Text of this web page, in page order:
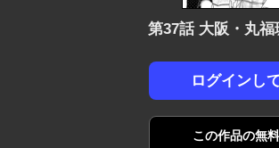
第37話 大阪・丸
ログインし
この作品の無